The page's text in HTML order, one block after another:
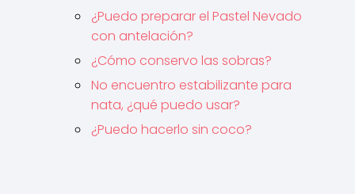
¿Puedo preparar el Pastel Nevado
con antelación?
¿Cómo conservo las sobras?
No encuentro estabilizante para
nata, ¿qué puedo usar?
¿Puedo hacerlo sin coco?